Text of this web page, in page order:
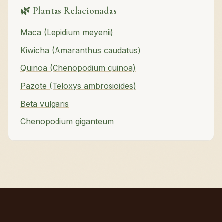
🌿 Plantas Relacionadas
Maca (Lepidium meyenii)
Kiwicha (Amaranthus caudatus)
Quinoa (Chenopodium quinoa)
Pazote (Teloxys ambrosioides)
Beta vulgaris
Chenopodium giganteum